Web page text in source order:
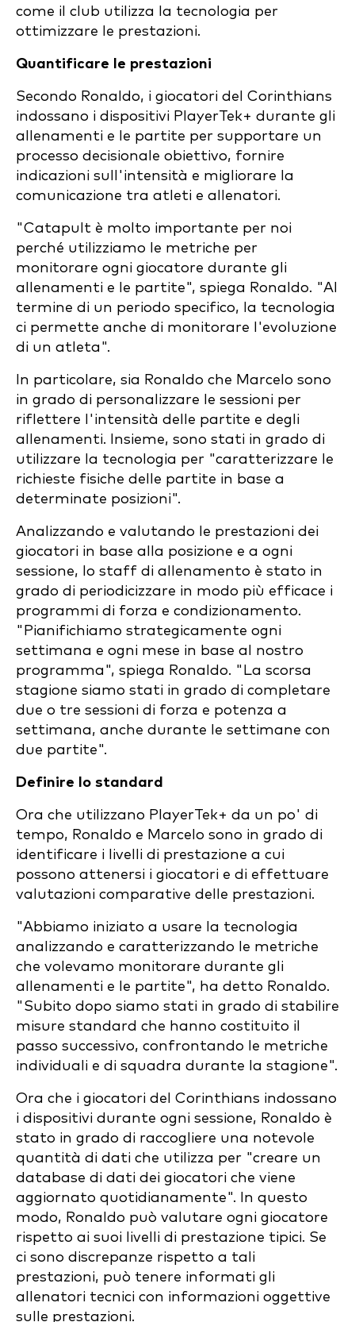
come il club utilizza la tecnologia per
ottimizzare le prestazioni.
Quantificare le prestazioni
Secondo Ronaldo, i giocatori del Corinthians
indossano i dispositivi PlayerTek+ durante gli
allenamenti e le partite per supportare un
processo decisionale obiettivo, fornire
indicazioni sull'intensità e migliorare la
comunicazione tra atleti e allenatori.
"Catapult è molto importante per noi
perché utilizziamo le metriche per
monitorare ogni giocatore durante gli
allenamenti e le partite", spiega Ronaldo. "Al
termine di un periodo specifico, la tecnologia
ci permette anche di monitorare l'evoluzione
di un atleta".
In particolare, sia Ronaldo che Marcelo sono
in grado di personalizzare le sessioni per
riflettere l'intensità delle partite e degli
allenamenti. Insieme, sono stati in grado di
utilizzare la tecnologia per "caratterizzare le
richieste fisiche delle partite in base a
determinate posizioni".
Analizzando e valutando le prestazioni dei
giocatori in base alla posizione e a ogni
sessione, lo staff di allenamento è stato in
grado di periodicizzare in modo più efficace i
programmi di forza e condizionamento.
"Pianifichiamo strategicamente ogni
settimana e ogni mese in base al nostro
programma", spiega Ronaldo. "La scorsa
stagione siamo stati in grado di completare
due o tre sessioni di forza e potenza a
settimana, anche durante le settimane con
due partite".
Definire lo standard
Ora che utilizzano PlayerTek+ da un po' di
tempo, Ronaldo e Marcelo sono in grado di
identificare i livelli di prestazione a cui
possono attenersi i giocatori e di effettuare
valutazioni comparative delle prestazioni.
"Abbiamo iniziato a usare la tecnologia
analizzando e caratterizzando le metriche
che volevamo monitorare durante gli
allenamenti e le partite", ha detto Ronaldo.
"Subito dopo siamo stati in grado di stabilire
misure standard che hanno costituito il
passo successivo, confrontando le metriche
individuali e di squadra durante la stagione".
Ora che i giocatori del Corinthians indossano
i dispositivi durante ogni sessione, Ronaldo è
stato in grado di raccogliere una notevole
quantità di dati che utilizza per "creare un
database di dati dei giocatori che viene
aggiornato quotidianamente". In questo
modo, Ronaldo può valutare ogni giocatore
rispetto ai suoi livelli di prestazione tipici. Se
ci sono discrepanze rispetto a tali
prestazioni, può tenere informati gli
allenatori tecnici con informazioni oggettive
sulle prestazioni.